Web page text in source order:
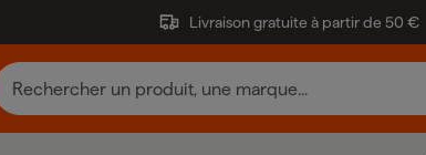
Livraison gratuite à partir de 50 €